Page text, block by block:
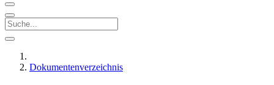
Dokumentenverzeichnis